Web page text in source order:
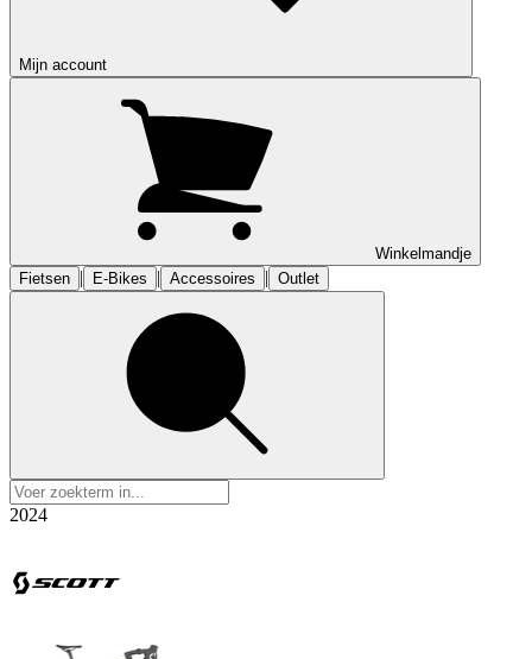
Mijn account
Winkelmandje
Fietsen | E-Bikes | Accessoires | Outlet
2024